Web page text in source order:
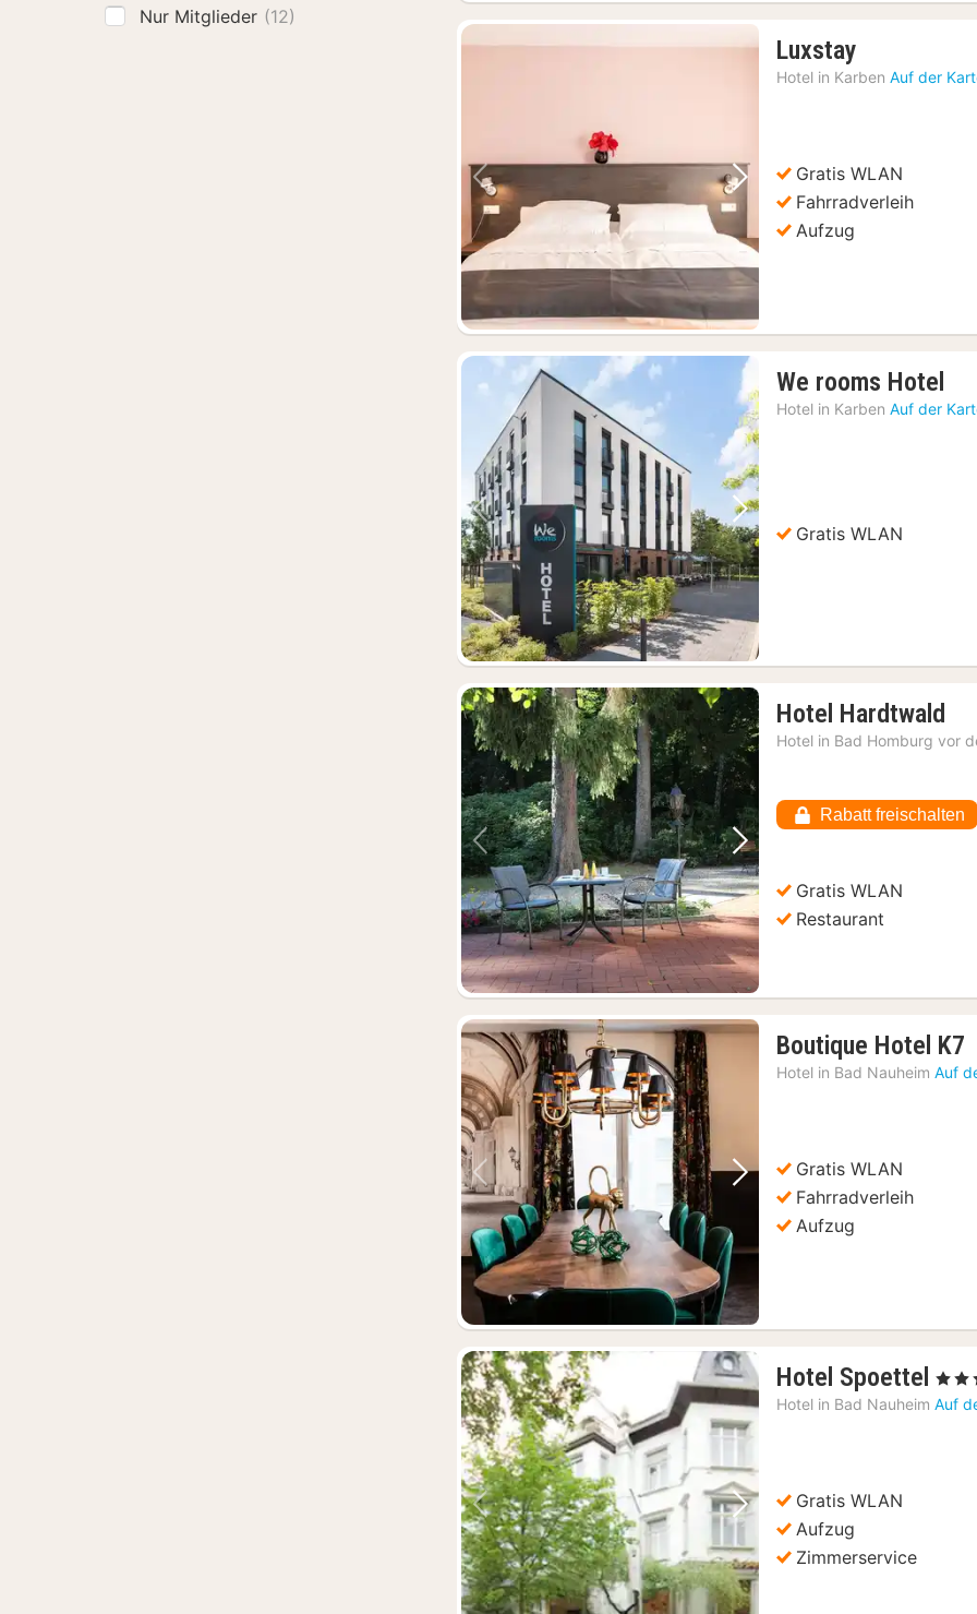
Vorheriges Bild Nächstes Bild
Luxstay
Nacht
Hotel in Karben Auf der
Gratis WLAN
Fahrradverleih
Aufzug
Vorheriges Bild Nächstes Bild
We rooms Hotel
Hotel in Karben Auf der
Gratis WLAN
Vorheriges Bild Nächstes Bild
Hotel Hardtwald
€
Hotel in Bad Homburg vor
Rabatt freischalten
Gratis WLAN
Restaurant
Vorheriges Bild Nächstes Bild
Boutique Hotel K7
Hotel in Bad Nauheim Auf
Gratis WLAN
Fahrradverleih
Aufzug
Vorheriges Bild Nächstes Bild
Hotel Spoettel 1
, 3
Hotel in Bad Nauheim Auf
Gratis WLAN
Aufzug
Zimmerservice
Nur Mitglieder (12)